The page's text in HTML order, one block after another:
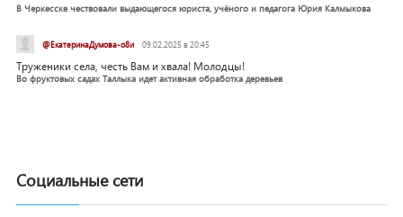
В Черкесске чествовали выдающегося юриста, учёного и педагога Юрия Калмыкова
@ЕкатеринаДумова-о8и 09.02.2025 в 20:45
Труженики села, честь Вам и хвала! Молодцы!
Во фруктовых садах Таллыка идет активная обработка деревьев
Социальные сети